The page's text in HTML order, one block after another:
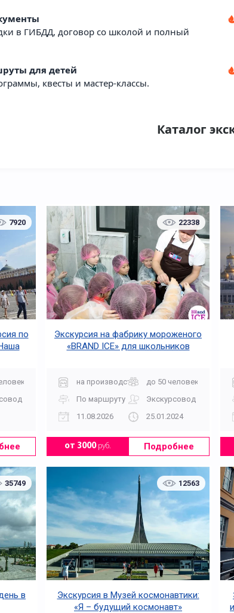
На фабрику мороженого
В аэропорт
В Царицыно
в ГИБДД, договор со школой и полный
для детей
квесты и мастер-классы.
Каталог
7920
по
22338
Экскурсия на фабрику мороженого
«BRAND ICE» для школьников
на производство
до 50 человек
По маршруту
Экскурсовод
11.08.2026
25.01.2024
от 3000руб. Подробнее
35749
в
12563
Экскурсия в Музей космонавтики:
«Я – будущий космонавт»